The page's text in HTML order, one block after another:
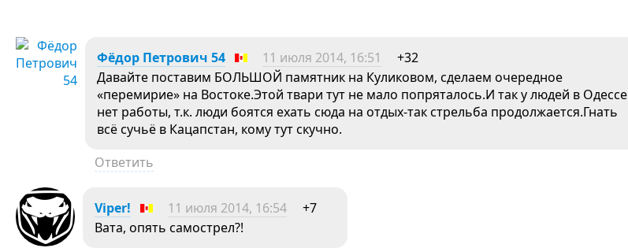
Фёдор Петрович 54 11 июля 2014, 16:51
+32
Давайте поставим БОЛЬШОЙ памятник на Куликовом, сделаем очередное
«перемирие» на Востоке.Этой твари тут не мало попряталось.И так у людей в Одессе
нет работы, т.к. люди боятся ехать сюда на отдых-так стрельба продолжается.Гнать
всё сучьё в Кацапстан, кому тут скучно.
Ответить
Viper! 11 июля 2014, 16:54
+7
Вата, опять самострел?!